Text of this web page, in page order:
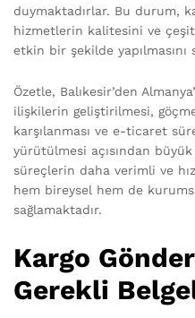
duymaktadırlar. Bu durum,
hizmetlerin kalitesini ve
etkin bir şekilde yapılmasını
Özetle, Balıkesir’den
ilişkilerin geliştirilmesi,
karşılanması ve e-ticaret
yürütülmesi açısından
süreçlerin daha verimli ve
hem bireysel hem de
sağlamaktadır.
Kargo
Gerekli